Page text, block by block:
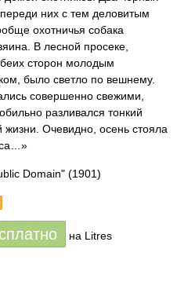
них с тем деловитым
охотничья собака
В лесной просеке,
сторон молодым
было светло по вешнему.
совершенно свежими,
разливался тонкий
Очевидно, осень стояла
Domain" (1901)
на Litres